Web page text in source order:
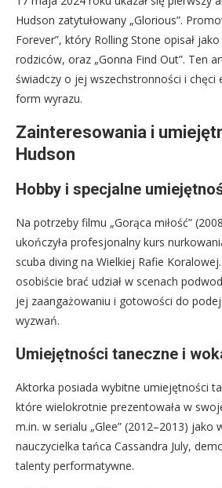
Hudson zatytułowany „Glorious”.
Forever”, który Rolling Stone opisał
rodziców, oraz „Gonna Find Out”. Ten
świadczy o jej wszechstronności i chęci
form wyrazu.
Zainteresowania i
Hudson
Hobby i specjalne
Na potrzeby filmu „Gorąca miłość”
ukończyła profesjonalny kurs
scuba diving na Wielkiej Rafie
osobiście brać udział w scenach
jej zaangażowaniu i gotowości do
wyzwań.
Umiejętności taneczne i
Aktorka posiada wybitne umiejętności
które wielokrotnie prezentowała w
m.in. w serialu „Glee” (2012–2013) jako
nauczycielka tańca Cassandra July,
talenty performatywne.